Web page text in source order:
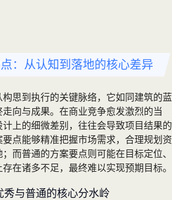
：从认知到落地的核心差异
思到执行的关键脉络，它如同建筑的蓝
向与成果。在商业竞争愈发激烈的当
上的细微差别，往往会导致项目结果的
点能够精准把握市场需求，合理规划资
而普通的方案要点则可能在目标定位、
在诸多不足，最终难以实现预期目标。
秀与普通的核心分水岭